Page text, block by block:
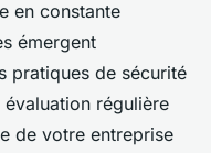
en constante
émergent
pratiques de sécurité
régulière
de votre entreprise